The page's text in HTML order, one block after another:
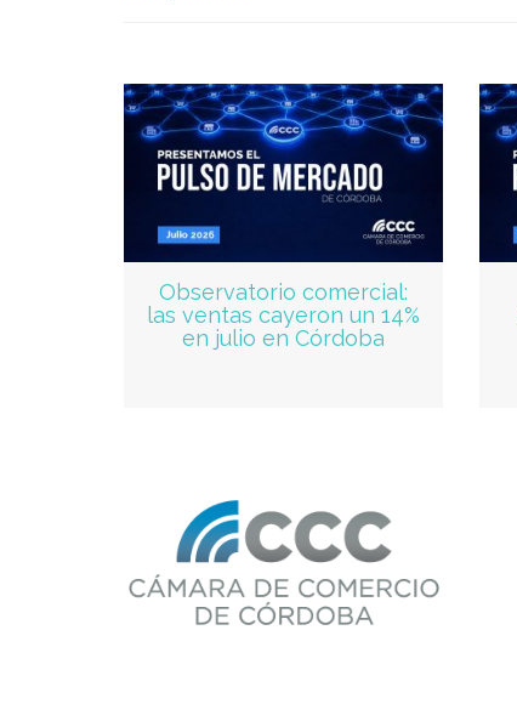
Observatorio comercial:
las ventas cayeron un 14%
en julio en Córdoba